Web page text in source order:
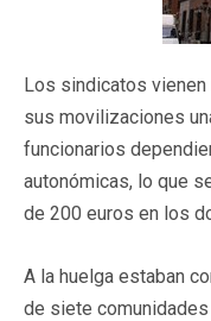
Los sindicatos
sus movilizaciones
funcionarios
autonómicas, lo que
de 200 euros en los
A la huelga estaban
de siete